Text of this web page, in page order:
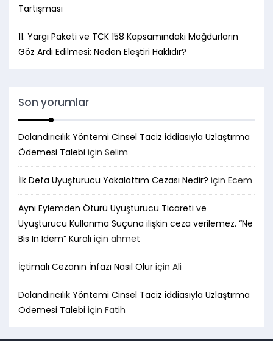
Tartışması
11. Yargı Paketi ve TCK 158 Kapsamındaki Mağdurların
Göz Ardı Edilmesi: Neden Eleştiri Haklıdır?
Son yorumlar
Dolandırıcılık Yöntemi Cinsel Taciz iddiasıyla Uzlaştırma
Ödemesi Talebi için Selim
İlk Defa Uyuşturucu Yakalattım Cezası Nedir? için Ecem
Aynı Eylemden Ötürü Uyuşturucu Ticareti ve
Uyuşturucu Kullanma Suçuna ilişkin ceza verilemez. “Ne
Bis In Idem” Kuralı için ahmet
İçtimalı Cezanın İnfazı Nasıl Olur için Ali
Dolandırıcılık Yöntemi Cinsel Taciz iddiasıyla Uzlaştırma
Ödemesi Talebi için Fatih